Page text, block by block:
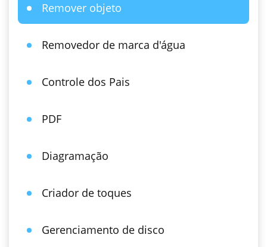
Remover objeto
Removedor de marca d'água
Controle dos Pais
PDF
Diagramação
Criador de toques
Gerenciamento de disco